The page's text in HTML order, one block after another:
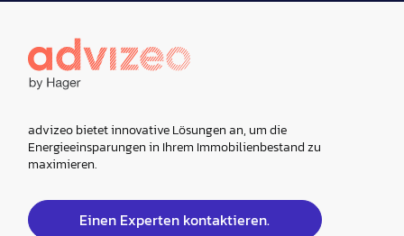
advizeo bietet innovative Lösungen an, um die
Energieeinsparungen in Ihrem Immobilienbestand zu
maximieren.
Einen Experten kontaktieren.